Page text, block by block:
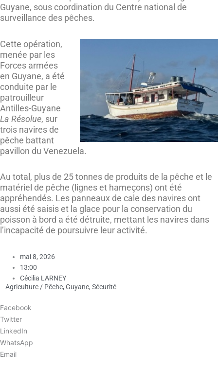
Guyane, sous coordination du Centre national de
surveillance des pêches.
Cette opération,
menée par les
Forces armées
en Guyane, a été
conduite par le
patrouilleur
Antilles-Guyane
La Résolue, sur
trois navires de
pêche battant
pavillon du Venezuela.
Au total, plus de 25 tonnes de produits de la pêche et le
matériel de pêche (lignes et hameçons) ont été
appréhendés. Les panneaux de cale des navires ont
aussi été saisis et la glace pour la conservation du
poisson à bord a été détruite, mettant les navires dans
l’incapacité de poursuivre leur activité.
mai 8, 2026
13:00
Cécilia LARNEY
Agriculture / Pêche, Guyane, Sécurité
Facebook
Twitter
LinkedIn
WhatsApp
Email